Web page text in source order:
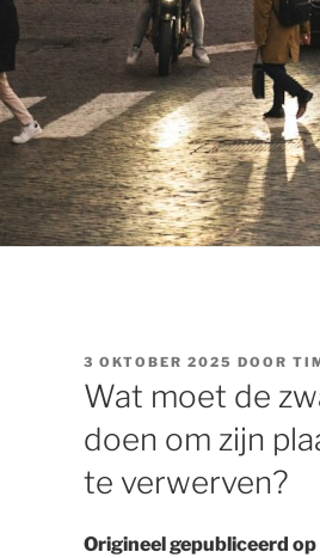
GEPLAATST
OP
3 OKTOBER 2025 DOOR
Wat moet de
doen om zijn
te verwerven?
Origineel gepubliceerd op